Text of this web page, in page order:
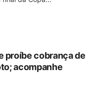
proíbe cobrança de
acompanhe